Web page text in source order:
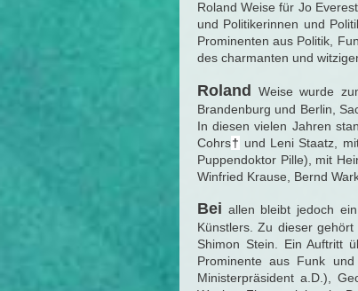
Roland Weise für Jo
und Politikerinnen und
Prominenten aus Politik,
des charmanten und
Roland Weise wurde
Brandenburg und Berlin,
In diesen vielen Jahren
Cohrs† und Leni Staatz,
Puppendoktor Pille), mit
Winfried Krause, Bernd
Bei allen bleibt jedoch
Künstlers. Zu dieser
Shimon Stein. Ein Auftritt
Prominente aus Funk
Ministerpräsident a.D.),